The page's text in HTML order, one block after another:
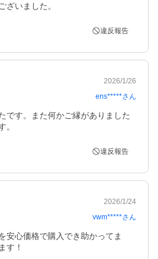
ざいました。
違反報告
2026/1/26
ens*****さん
です。また何かご縁がありました
。
違反報告
2026/1/24
vwm*****さん
安心価格で購入でき助かってま
す！